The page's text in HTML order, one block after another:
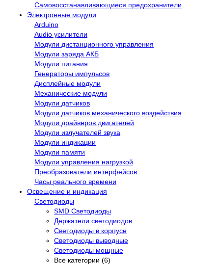
Самовосстанавливающиеся предохранители
Электронные модули
Arduino
Audio усилители
Модули дистанционного управления
Модули заряда АКБ
Модули питания
Генераторы импульсов
Дисплейные модули
Механические модули
Модули датчиков
Модули датчиков механического воздействия
Модули драйверов двигателей
Модули излучателей звука
Модули индикации
Модули памяти
Модули управления нагрузкой
Преобразователи интерфейсов
Часы реального времени
Освещение и индикация
Светодиоды
SMD Светодиоды
Держатели светодиодов
Светодиоды в корпусе
Светодиоды выводные
Светодиоды мощные
Все категории (6)